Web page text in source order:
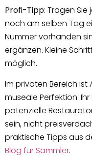
Profi-Tipp: Tragen Sie
noch am selben Tag
Nummer vorhanden
ergänzen. Kleine
möglich.
Im privaten Bereich
museale Perfektion.
potenzielle
sein, nicht
praktische Tipps aus
Blog für Sammler.